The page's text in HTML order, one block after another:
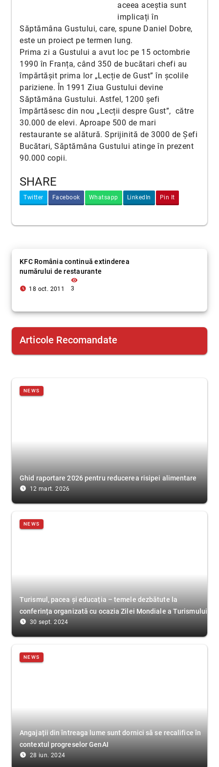
aceea aceștia sunt
implicați în
Săptămâna Gustului, care, spune Daniel Dobre,
este un proiect pe termen lung.
Prima zi a Gustului a avut loc pe 15 octombrie
1990 în Franța, când 350 de bucătari chefi au
împărtășit prima lor „Lecție de Gust” în școlile
pariziene. În 1991 Ziua Gustului devine
Săptămâna Gustului. Astfel, 1200 șefi
împărtăsesc din nou „Lecții despre Gust”, către
30.000 de elevi. Aproape 500 de mari
restaurante se alătură. Sprijinită de 3000 de Șefi
Bucătari, Săptămâna Gustului atinge în prezent
90.000 copii.
SHARE
Twitter Facebook Whatsapp LinkedIn Pin It
KFC România continuă extinderea
numărului de restaurante
access_time_filled 18 oct. 2011
visibility
3
Articole Recomandate
NEWS
Ghid raportare 2026 pentru reducerea risipei alimentare
access_time_filled 12 mart. 2026
NEWS
Turismul, pacea și educația – temele dezbătute la
conferința organizată cu ocazia Zilei Mondiale a Turismului
access_time_filled 30 sept. 2024
NEWS
Angajații din întreaga lume sunt dornici să se recalifice în
contextul progreselor GenAI
access_time_filled 28 iun. 2024